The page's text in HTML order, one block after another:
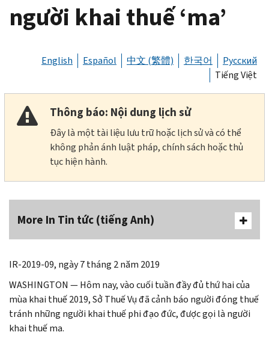
người khai thuế ‘ma’
English Español 中文 (繁體) 한국어
Русский
Tiếng Việt
Thông báo: Nội dung lịch sử
Đây là một tài liệu lưu trữ hoặc lịch sử và có thể
không phản ánh luật pháp, chính sách hoặc thủ
tục hiện hành.
More In Tin tức (tiếng Anh)
IR-2019-09, ngày 7 tháng 2 năm 2019
WASHINGTON — Hôm nay, vào cuối tuần đầy đủ thứ hai của
mùa khai thuế 2019, Sở Thuế Vụ đã cảnh báo người đóng thuế
tránh những người khai thuế phi đạo đức, được gọi là người
khai thuế ma.